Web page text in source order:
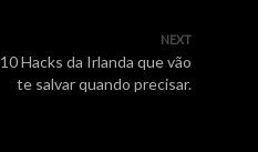
NEXT
10 Hacks da Irlanda que vão
te salvar quando precisar.